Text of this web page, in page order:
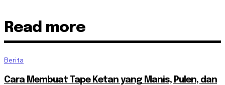
Read more
Berita
Cara Membuat Tape Ketan yang Manis, Pulen, dan